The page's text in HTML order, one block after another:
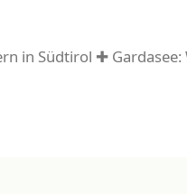
in Südtirol ✚ Gardasee: